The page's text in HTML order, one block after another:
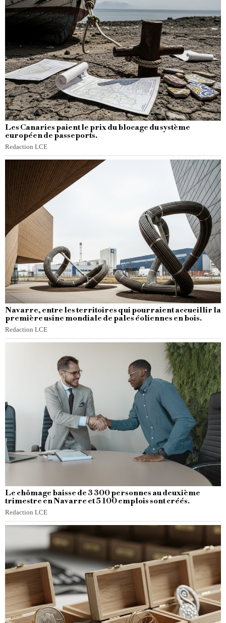
Les Canaries paient le prix du blocage du système
européen de passeports.
Redaction LCE
Navarre, entre les territoires qui pourraient accueillir la
première usine mondiale de pales éoliennes en bois.
Redaction LCE
Le chômage baisse de 3 300 personnes au deuxième
trimestre en Navarre et 5 100 emplois sont créés.
Redaction LCE